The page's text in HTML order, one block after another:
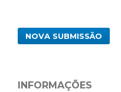
NOVA SUBMISSÃO
INFORMAÇÕES